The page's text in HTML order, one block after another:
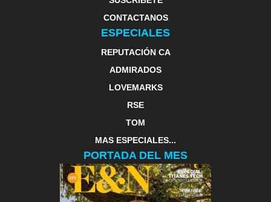
CONTACTANOS
ESPECIALES
REPUTACIÓN CA
ADMIRADOS
LOVEMARKS
RSE
TOM
MAS ESPECIALES...
PORTADA DEL MES